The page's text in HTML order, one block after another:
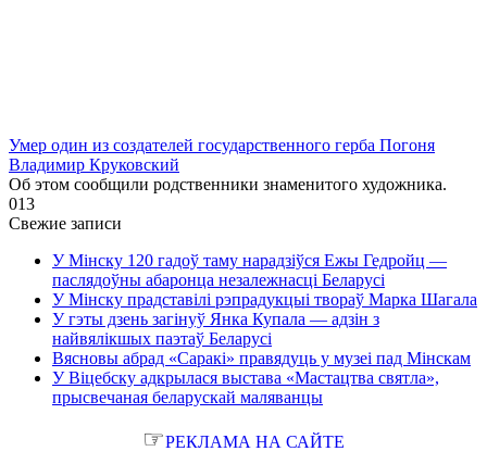
Умер один из создателей государственного герба Погоня
Владимир Круковский
Об этом сообщили родственники знаменитого художника.
013
Свежие записи
У Мінску 120 гадоў таму нарадзіўся Ежы Гедройц —
паслядоўны абаронца незалежнасці Беларусі
У Мінску прадставілі рэпрадукцыі твораў Марка Шагала
У гэты дзень загінуў Янка Купала — адзін з
найвялікшых паэтаў Беларусі
Вясновы абрад «Саракі» правядуць у музеі пад Мінскам
У Віцебску адкрылася выстава «Мастацтва святла»,
прысвечаная беларускай маляванцы
☞РЕКЛАМА НА САЙТЕ